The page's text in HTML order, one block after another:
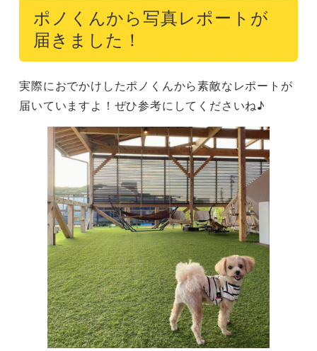
ポノくんから写真レポートが
届きました！
実際におでかけしたポノくんから素敵なレポートが
届いていますよ！ぜひ参考にしてくださいね♪